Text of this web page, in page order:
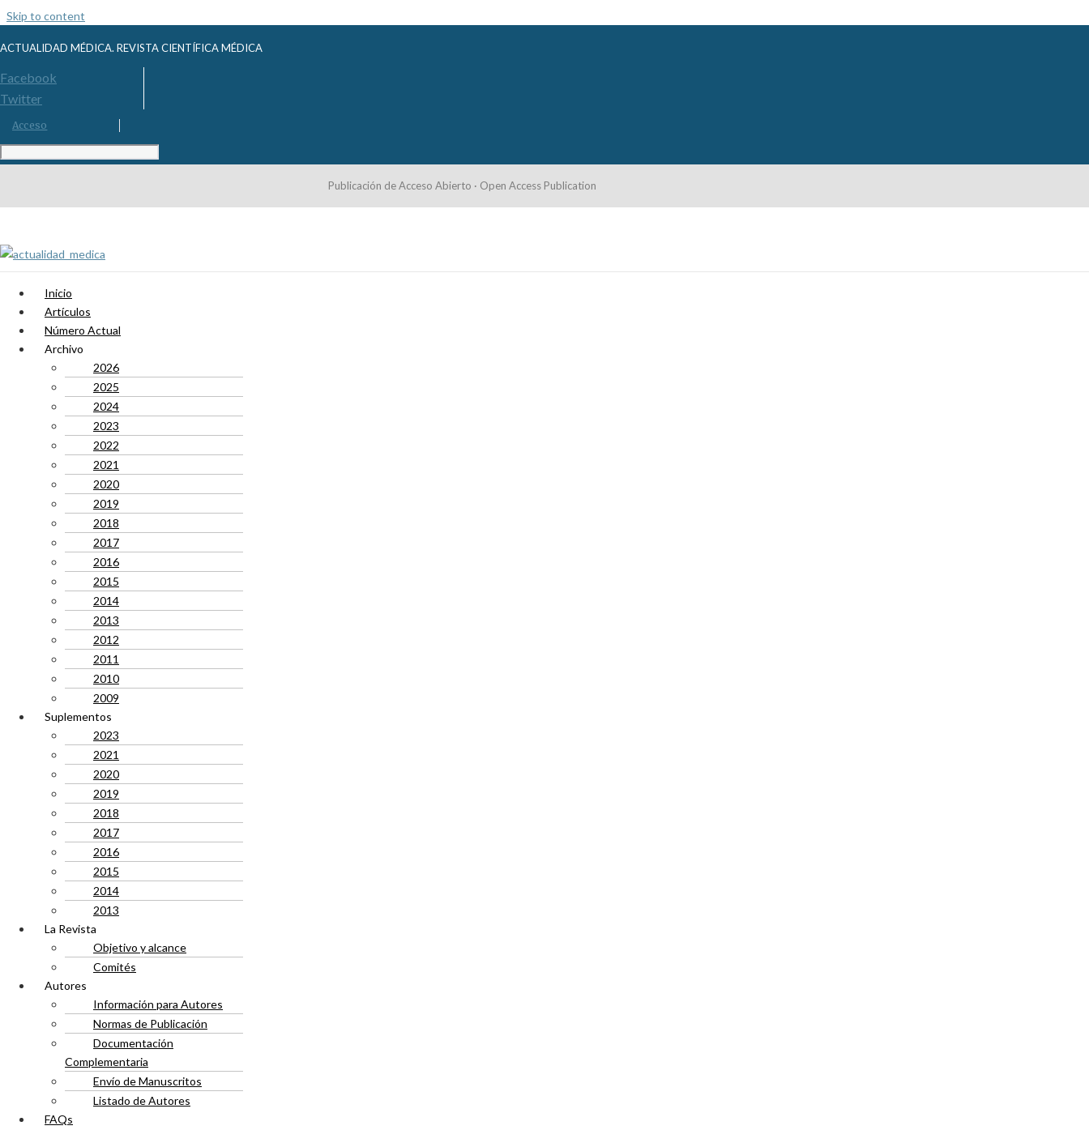
Skip to content
ACTUALIDAD MÉDICA. REVISTA CIENTÍFICA MÉDICA
Facebook
Twitter
Acceso
Publicación de Acceso Abierto · Open Access Publication
Inicio
Artículos
Número Actual
Archivo
2026
2025
2024
2023
2022
2021
2020
2019
2018
2017
2016
2015
2014
2013
2012
2011
2010
2009
Suplementos
2023
2021
2020
2019
2018
2017
2016
2015
2014
2013
La Revista
Objetivo y alcance
Comités
Autores
Información para Autores
Normas de Publicación
Documentación
Complementaria
Envío de Manuscritos
Listado de Autores
FAQs